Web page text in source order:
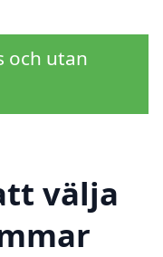
och utan
välja